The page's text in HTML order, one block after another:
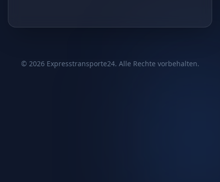
© 2026Expresstransporte24. Alle Rechte vorbehalten.